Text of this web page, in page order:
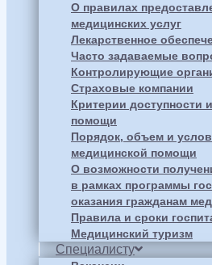
О правилах
медицинских услуг
Лекарственное
Часто задаваемые
Контролирующие
Страховые компании
Критерии доступности
помощи
Порядок, объем и
медицинской помощи
О возможности
в рамках программы
оказания гражданам
Правила и сроки
Медицинский туризм
Специалисту